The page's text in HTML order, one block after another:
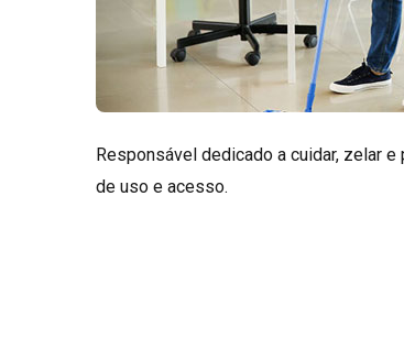
Responsável dedicado a cuidar, zelar
de uso e acesso.